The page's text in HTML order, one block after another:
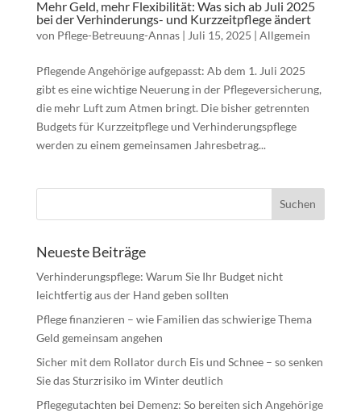
Mehr Geld, mehr Flexibilität: Was sich ab Juli 2025
bei der Verhinderungs- und Kurzzeitpflege ändert
von Pflege-Betreuung-Annas| Juli 15, 2025 | Allgemein
Pflegende Angehörige aufgepasst: Ab dem 1. Juli 2025
gibt es eine wichtige Neuerung in der Pflegeversicherung,
die mehr Luft zum Atmen bringt. Die bisher getrennten
Budgets für Kurzzeitpflege und Verhinderungspflege
werden zu einem gemeinsamen Jahresbetrag...
Neueste Beiträge
Verhinderungspflege: Warum Sie Ihr Budget nicht
leichtfertig aus der Hand geben sollten
Pflege finanzieren – wie Familien das schwierige Thema
Geld gemeinsam angehen
Sicher mit dem Rollator durch Eis und Schnee – so senken
Sie das Sturzrisiko im Winter deutlich
Pflegegutachten bei Demenz: So bereiten sich Angehörige